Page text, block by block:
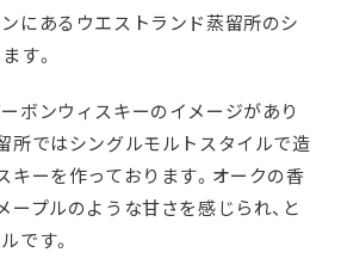
にあるウエストランド蒸留所のシ
す。
ボンウィスキーのイメージがあり
所ではシングルモルトスタイルで造
キーを作っております。オークの香
ープルのような甘さを感じられ、と
です。